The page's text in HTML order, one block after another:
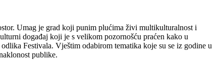
Umag je grad koji punim plućima živi multikulturalnost i
događaj koji je s velikom pozornošću praćen kako u
Festivala. Vještim odabirom tematika koje su se iz godine u
publike.